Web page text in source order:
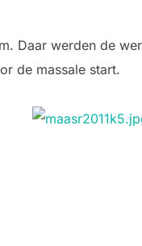
Daar werden de
de massale start.